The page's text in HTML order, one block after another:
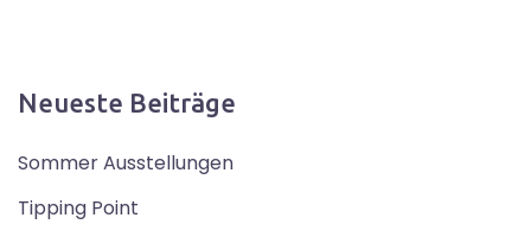
Neueste Beiträge
Sommer Ausstellungen
Tipping Point